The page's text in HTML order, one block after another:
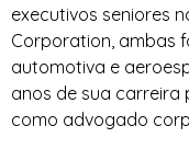
executivos seniores
Corporation, ambas
automotiva e
anos de sua carreira
como advogado